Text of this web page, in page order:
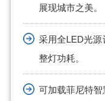
展现城市之美。
采用全LED光
整灯功耗。
可加载菲尼特